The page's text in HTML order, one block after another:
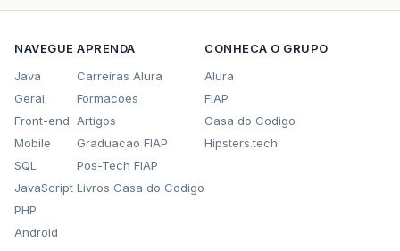
NAVEGUE
Java
Geral
Front-end
Mobile
SQL
JavaScript
PHP
Android
APRENDA
Carreiras Alura
Formacoes
Artigos
Graduacao FIAP
Pos-Tech FIAP
Livros Casa do Codigo
CONHECA O GRUPO
Alura
FIAP
Casa do Codigo
Hipsters.tech